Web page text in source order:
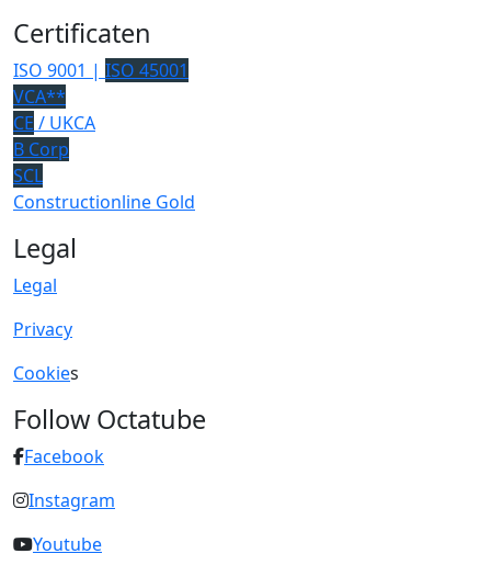
Certificaten
ISO 9001 | ISO 45001
VCA**
CE / UKCA
B Corp
SCL
Constructionline Gold
Legal
Legal
Privacy
Cookies
Follow Octatube
Facebook
Instagram
Youtube